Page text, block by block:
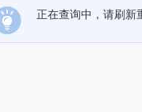
正在查询中，请刷新